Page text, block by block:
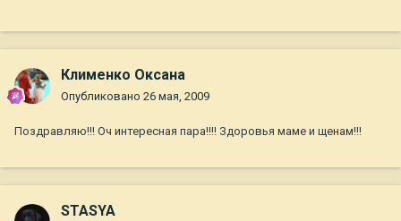
Клименко Оксана
Опубликовано 26 мая, 2009
Поздравляю!!! Оч интересная пара!!!! Здоровья маме и щенам!!!
STASYA